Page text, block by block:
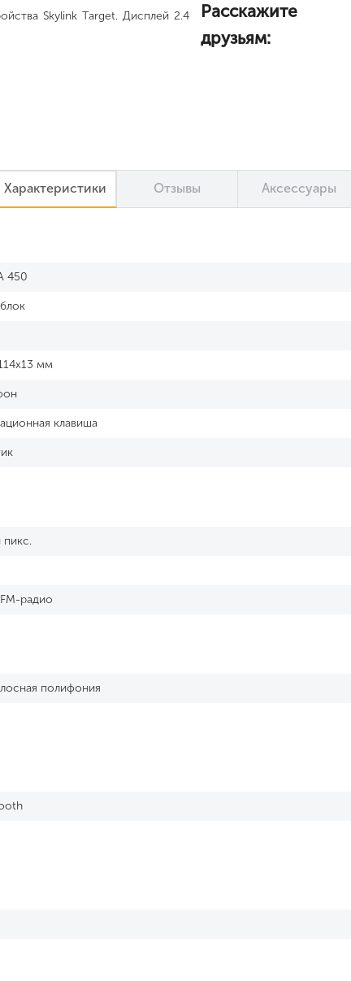
Skylink Target. Дисплей 2.4
Расскажите
друзьям:
Характеристики Отзывы Аксессуары
450
мм
клавиша
пикс.
радио
полифония